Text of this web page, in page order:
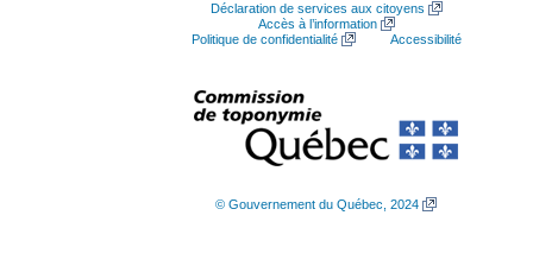
Déclaration de services aux citoyens
Accès à l’information
Politique de confidentialité
Accessibilité
© Gouvernement du Québec, 2024